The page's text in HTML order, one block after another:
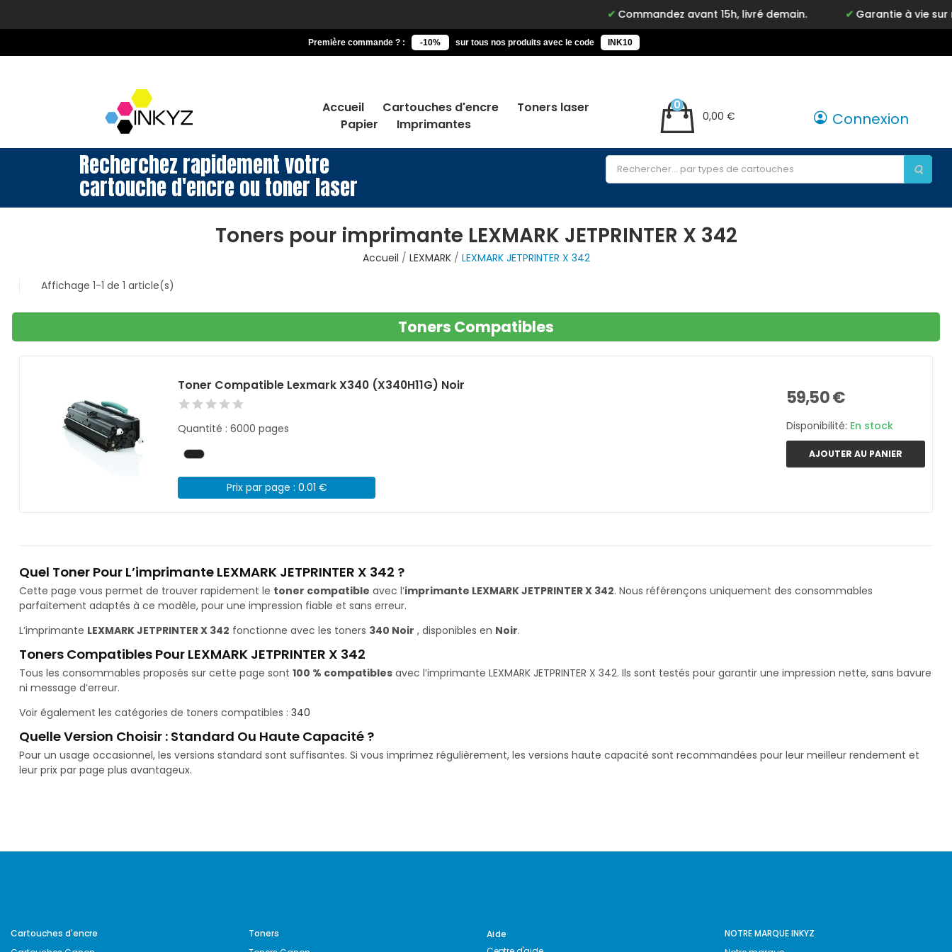
Commandez avant 15h, livré demain. Garantie à vie sur
Première commande ? : -10% sur tous nos produits avec le code INK10
Accueil Cartouches d'encre
Toners laser
Papier
Imprimantes
0,00 €
0
Connexion
Recherchez rapidement votre
cartouche d'encre ou toner laser
Toners pour imprimante LEXMARK JETPRINTER X 342
Accueil LEXMARK
LEXMARK JETPRINTER X 342
Affichage 1-1 de 1 article(s)
Toners Compatibles
Toner Compatible Lexmark X340 (X340H11G) Noir
Quantité : 6000 pages
Prix par page : 0.01 €
59,50 €
Disponibilité: En stock
AJOUTER AU PANIER
Quel Toner Pour L’imprimante LEXMARK JETPRINTER X 342 ?
Cette page vous permet de trouver rapidement le toner compatible avec l’imprimante LEXMARK JETPRINTER X 342. Nous référençons uniquement des consommables
parfaitement adaptés à ce modèle, pour une impression fiable et sans erreur.
L’imprimante LEXMARK JETPRINTER X 342 fonctionne avec les toners 340 Noir , disponibles en Noir.
Toners Compatibles Pour LEXMARK JETPRINTER X 342
Tous les consommables proposés sur cette page sont 100 % compatibles avec l’imprimante LEXMARK JETPRINTER X 342. Ils sont testés pour garantir une impression nette, sans bavure
ni message d’erreur.
Voir également les catégories de toners compatibles : 340
Quelle Version Choisir : Standard Ou Haute Capacité ?
Pour un usage occasionnel, les versions standard sont suffisantes. Si vous imprimez régulièrement, les versions haute capacité sont recommandées pour leur meilleur rendement et
leur prix par page plus avantageux.
Cartouches d'encre
Toners
Aide
NOTRE MARQUE INKYZ